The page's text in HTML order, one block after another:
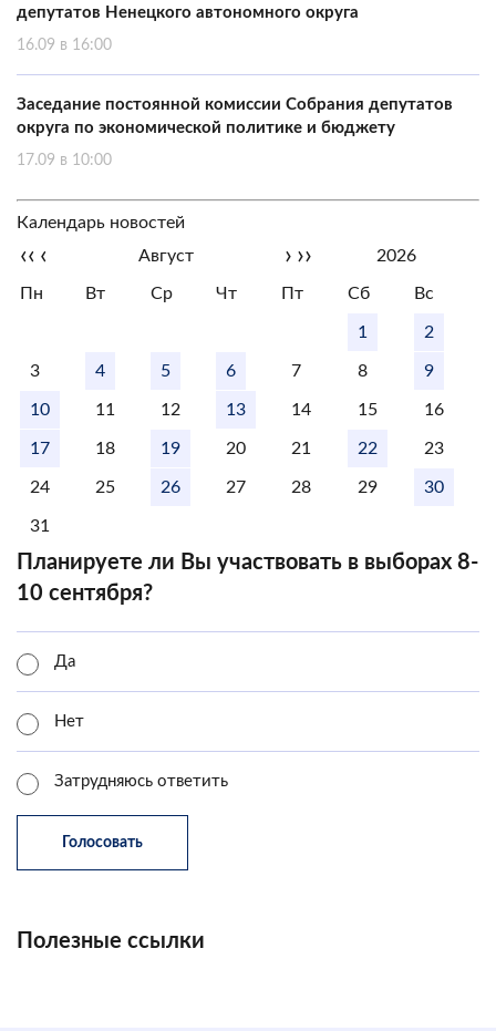
депутатов Ненецкого автономного округа
16.09 в 16:00
Заседание постоянной комиссии Собрания депутатов
округа по экономической политике и бюджету
17.09 в 10:00
Календарь новостей
‹‹ ‹ Август › ›› 2026
Пн Вт Ср Чт Пт Сб Вс
1 2
3 4 5 6 7 8 9
10 11 12 13 14 15 16
17 18 19 20 21 22 23
24 25 26 27 28 29 30
31
Планируете ли Вы участвовать в выборах 8-
10 сентября?
Да
Нет
Затрудняюсь ответить
Полезные ссылки